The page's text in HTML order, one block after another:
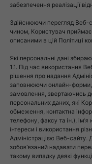
забезпечення реалізації
Здійснюючи перегляд Веб-
чином, Користувач
описаними в цій Політиці
Які персональні дані
1.1. Під час використання
рішення про надання
заповнюючи онлайн-форми,
замовлення, звертаючись
персональних даних, які
обмеження, контактна
телефону, факсу та ін.),
інтереси і використання
Адміністрацією Веб-
зобов’язаний надавати
такому випадку деякі